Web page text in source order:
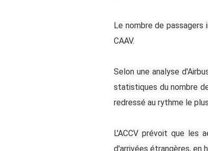
Le nombre de
CAAV.
Selon une analyse
statistiques du nombre
redressé au rythme le
L'ACCV prévoit que les
d'arrivées étrangères, en